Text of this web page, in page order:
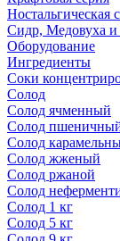
Ностальгическая
Сидр, Медовуха и
Оборудование
Ингредиенты
Соки
Солод
Солод ячменный
Солод
Солод
Солод жженый
Солод ржаной
Солод
Солод 1 кг
Солод 5 кг